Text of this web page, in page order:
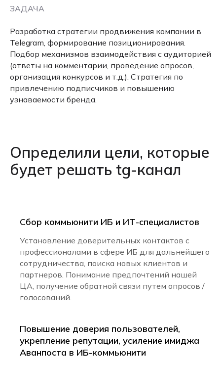
ЗАДАЧА
Разработка стратегии продвижения компании в
Telegram, формирование позиционирования.
Подбор механизмов взаимодействия с аудиторией
(ответы на комментарии, проведение опросов,
организация конкурсов и т.д.). Стратегия по
привлечению подписчиков и повышению
узнаваемости бренда.
Определили цели, которые
будет решать tg-канал
Сбор коммьюнити ИБ и ИТ-специалистов
Установление доверительных контактов с
профессионалами в сфере ИБ для дальнейшего
сотрудничества, поиска новых клиентов и
партнеров. Понимание предпочтений нашей
ЦА, получение обратной связи путем опросов /
голосований.
Повышение доверия пользователей,
укрепление репутации, усиление имиджа
Аванпоста в ИБ-коммьюнити